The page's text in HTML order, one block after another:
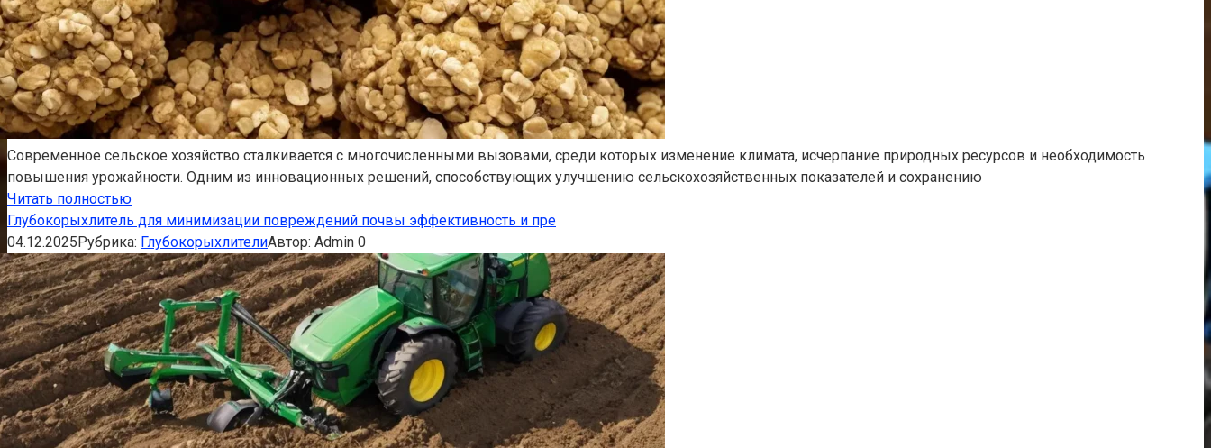
Современное сельское хозяйство сталкивается с многочисленными вызовами, среди которых изменение климата, исчерпание природных ресурсов и необходимость
повышения урожайности. Одним из инновационных решений, способствующих улучшению сельскохозяйственных показателей и сохранению
Читать полностью
Глубокорыхлитель для минимизации повреждений почвы эффективность и пре
04.12.2025Рубрика: ГлубокорыхлителиАвтор: Admin 0